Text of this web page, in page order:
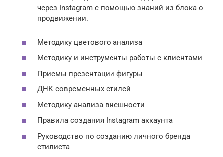
через Instagram с помощью знаний из блока о
продвижении.
Методику цветового анализа
Методику и инструменты работы c клиентами
Приемы презентации фигуры
ДНК современных стилей
Методику анализа внешности
Правила создания Instagram аккаунта
Руководство по созданию личного бренда
стилиста